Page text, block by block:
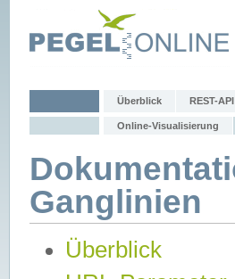
Überblick REST-API
Online-Visualisierung
Ganglinien
Überblick